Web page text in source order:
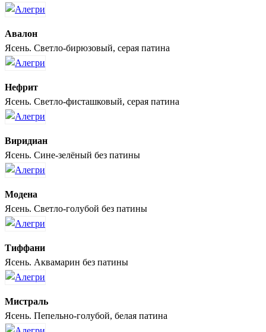
Авалон
Ясень. Светло-бирюзовый, серая патина
Нефрит
Ясень. Светло-фисташковый, серая патина
Виридиан
Ясень. Сине-зелёный без патины
Модена
Ясень. Светло-голубой без патины
Тиффани
Ясень. Аквамарин без патины
Мистраль
Ясень. Пепельно-голубой, белая патина